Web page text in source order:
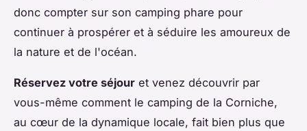
donc compter sur son camping phare pour
continuer à prospérer et à séduire les amoureux de
la nature et de l'océan.
Réservez votre séjour et venez découvrir par
vous-même comment le camping de la Corniche,
au cœur de la dynamique locale, fait bien plus que